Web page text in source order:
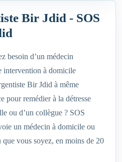
Bir Jdid - SOS
besoin d’un médecin
intervention à domicile
Bir Jdid à même
pour remédier à la détresse
ou d’un collègue ? SOS
un médecin à domicile ou
vous soyez, en moins de 20